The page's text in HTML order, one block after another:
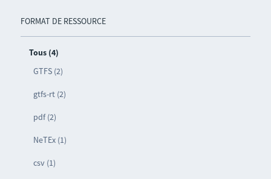
FORMAT DE RESSOURCE
Tous (4)
GTFS (2)
gtfs-rt (2)
pdf (2)
NeTEx (1)
csv (1)